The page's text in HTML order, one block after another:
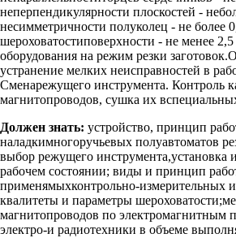
неперпендикулярности плоскостей -
несимметричности полуколец - не более
шероховатостиповерхности - не менее
оборудования на режим резки
устранение мелких неисправностей в
Сменарежущего инструмента. Контроль
магнитопроводов, сушка их
Должен знать: устройство, принцип
наладкимногоручьевых полуавтоматов
выбор режущего инструмента,установка
рабочем состоянии; виды и принцип
применямыхконтрольно-измерительных
квалитеты и параметры
магнитопроводов по электромагнитным
электро-и радиотехники в объеме